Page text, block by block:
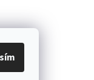
hry:
celém